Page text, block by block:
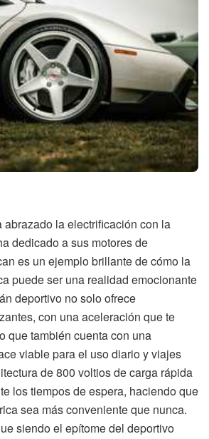
abrazado la electrificación con la
dedicado a sus motores de
es un ejemplo brillante de cómo la
puede ser una realidad emocionante
deportivo no solo ofrece
con una aceleración que te
que también cuenta con una
viable para el uso diario y viajes
de 800 voltios de carga rápida
los tiempos de espera, haciendo que
sea más conveniente que nunca.
siendo el epítome del deportivo